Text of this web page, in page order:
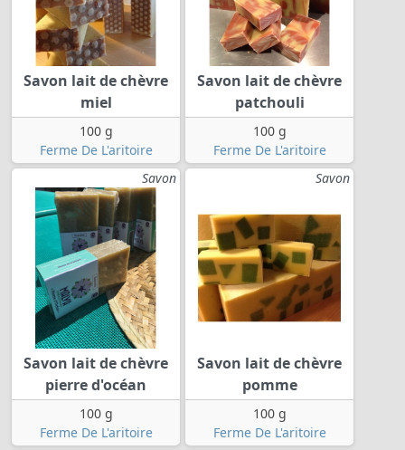
Savon lait de chèvre
miel
100 g
Ferme De L'aritoire
Savon lait de chèvre
patchouli
100 g
Ferme De L'aritoire
Savon
Savon lait de chèvre
pierre d'océan
100 g
Ferme De L'aritoire
Savon
Savon lait de chèvre
pomme
100 g
Ferme De L'aritoire